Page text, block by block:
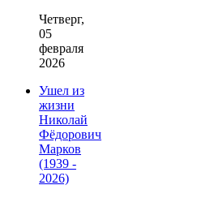
Четверг,
05
февраля
2026
Ушел из
жизни
Николай
Фёдорович
Марков
(1939 -
2026)